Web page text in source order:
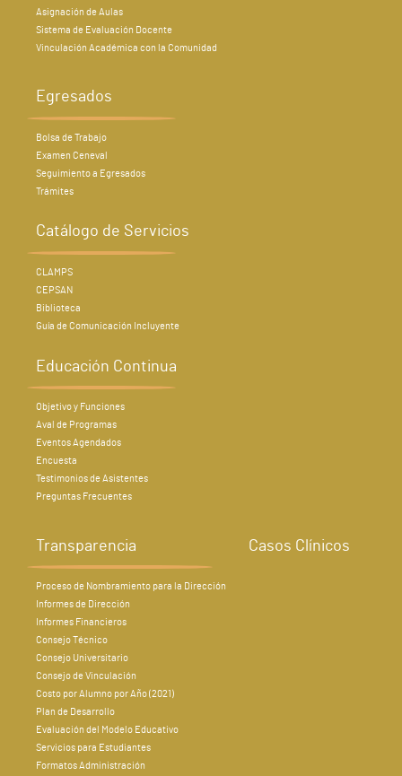
Asignación de Aulas
Sistema de Evaluación Docente
Vinculación Académica con la Comunidad
Egresados
Bolsa de Trabajo
Examen Ceneval
Seguimiento a Egresados
Trámites
Catálogo de Servicios
CLAMPS
CEPSAN
Biblioteca
Guía de Comunicación Incluyente
Educación Continua
Objetivo y Funciones
Aval de Programas
Eventos Agendados
Encuesta
Testimonios de Asistentes
Preguntas Frecuentes
Transparencia
Proceso de Nombramiento para la Dirección
Informes de Dirección
Informes Financieros
Consejo Técnico
Consejo Universitario
Consejo de Vinculación
Costo por Alumno por Año (2021)
Plan de Desarrollo
Evaluación del Modelo Educativo
Servicios para Estudiantes
Formatos Administración
Casos Clínicos